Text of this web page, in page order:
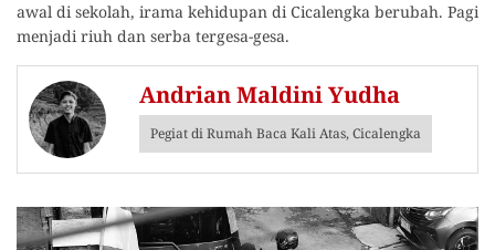
awal di sekolah, irama kehidupan di Cicalengka berubah. Pagi
menjadi riuh dan serba tergesa-gesa.
Andrian Maldini Yudha
Pegiat di Rumah Baca Kali Atas, Cicalengka